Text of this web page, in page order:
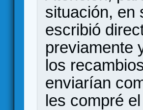
situación, en
escribió
previamente
los
enviarían
les compré